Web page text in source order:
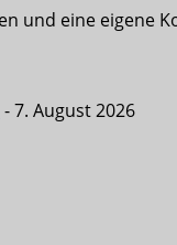
und eine eigene
- 7. August 2026